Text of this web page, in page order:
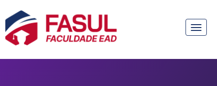
Toggle